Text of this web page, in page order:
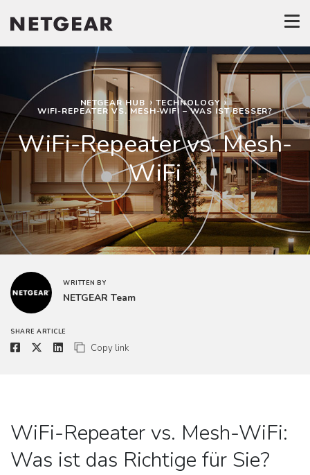
NETGEAR HUB TECHNOLOGY
WIFI-REPEATER VS. MESH-WIFI – WAS IST BESSER?
WiFi-Repeater vs. Mesh-
WiFi
WRITTEN BY
NETGEAR Team
SHARE ARTICLE
Copy link
WiFi-Repeater vs. Mesh-WiFi:
Was ist das Richtige für Sie?